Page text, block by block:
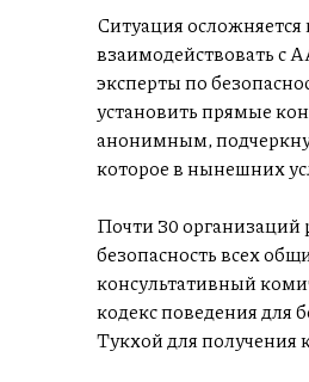
Ситуация осложняется
взаимодействовать с
эксперты по
установить прямые
анонимным,
которое в нынешних
Почти 30
безопасность всех
консультативный
кодекс поведения для
Тукхой для получения